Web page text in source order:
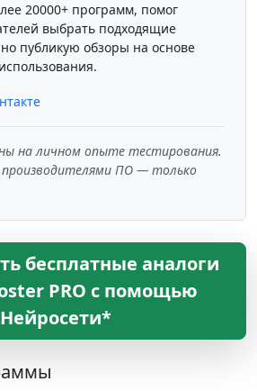
20000+ программ, помог
выбрать подходящие
публикую обзоры на основе
на личном опыте тестирования.
ПО — только
бесплатные аналоги
PRO с помощью
Нейросети*